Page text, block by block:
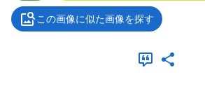
この画像に似た画像を探す